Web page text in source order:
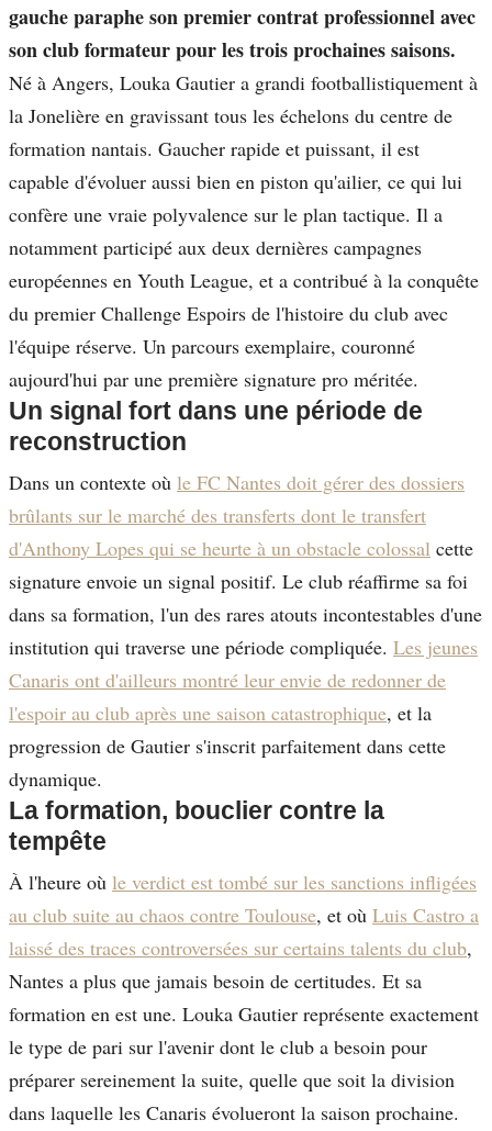
gauche paraphe son premier contrat professionnel avec
son club formateur pour les trois prochaines saisons.
Né à Angers, Louka Gautier a grandi footballistiquement à
la Jonelière en gravissant tous les échelons du centre de
formation nantais. Gaucher rapide et puissant, il est
capable d'évoluer aussi bien en piston qu'ailier, ce qui lui
confère une vraie polyvalence sur le plan tactique. Il a
notamment participé aux deux dernières campagnes
européennes en Youth League, et a contribué à la conquête
du premier Challenge Espoirs de l'histoire du club avec
l'équipe réserve. Un parcours exemplaire, couronné
aujourd'hui par une première signature pro méritée.
Un signal fort dans une période de
reconstruction
Dans un contexte où le FC Nantes doit gérer des dossiers
brûlants sur le marché des transferts dont le transfert
d'Anthony Lopes qui se heurte à un obstacle colossal cette
signature envoie un signal positif. Le club réaffirme sa foi
dans sa formation, l'un des rares atouts incontestables d'une
institution qui traverse une période compliquée. Les jeunes
Canaris ont d'ailleurs montré leur envie de redonner de
l'espoir au club après une saison catastrophique, et la
progression de Gautier s'inscrit parfaitement dans cette
dynamique.
La formation, bouclier contre la
tempête
À l'heure où le verdict est tombé sur les sanctions infligées
au club suite au chaos contre Toulouse, et où Luis Castro a
laissé des traces controversées sur certains talents du club,
Nantes a plus que jamais besoin de certitudes. Et sa
formation en est une. Louka Gautier représente exactement
le type de pari sur l'avenir dont le club a besoin pour
préparer sereinement la suite, quelle que soit la division
dans laquelle les Canaris évolueront la saison prochaine.